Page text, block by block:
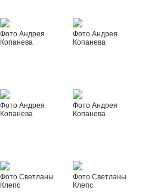
Фото Андрея
Копанева
Фото Андрея
Копанева
Фото Андрея
Копанева
Фото Андрея
Копанева
Фото Светланы
Клепс
Фото Светланы
Клепс